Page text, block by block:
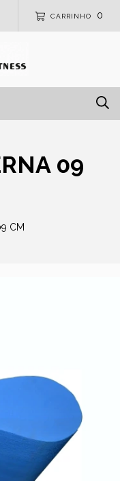
CARRINHO 0
09
CM